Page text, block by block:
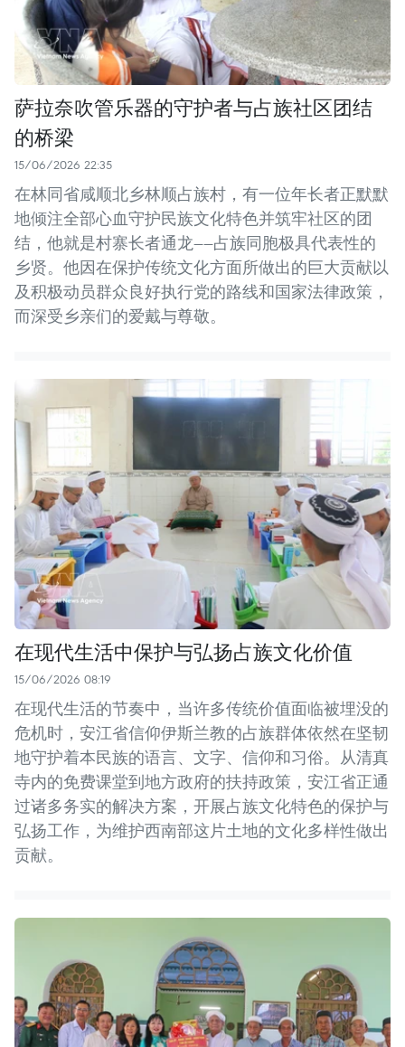
萨拉奈吹管乐器的守护者与占族社区团结
的桥梁
15/06/2026 22:35
在林同省咸顺北乡林顺占族村，有一位年长者正默默
地倾注全部心血守护民族文化特色并筑牢社区的团
结，他就是村寨长者通龙——占族同胞极具代表性的
乡贤。他因在保护传统文化方面所做出的巨大贡献以
及积极动员群众良好执行党的路线和国家法律政策，
而深受乡亲们的爱戴与尊敬。
在现代生活中保护与弘扬占族文化价值
15/06/2026 08:19
在现代生活的节奏中，当许多传统价值面临被埋没的
危机时，安江省信仰伊斯兰教的占族群体依然在坚韧
地守护着本民族的语言、文字、信仰和习俗。从清真
寺内的免费课堂到地方政府的扶持政策，安江省正通
过诸多务实的解决方案，开展占族文化特色的保护与
弘扬工作，为维护西南部这片土地的文化多样性做出
贡献。